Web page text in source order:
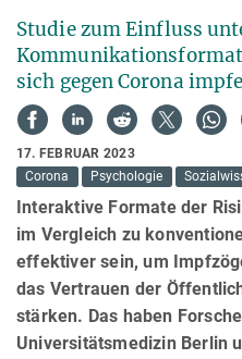
Studie zum Einfluss
sich gegen Corona
17. FEBRUAR 2023
Corona
Psychologie
Interaktive Formate der
im Vergleich zu
effektiver sein, um
das Vertrauen der
stärken. Das haben
Universitätsmedizin Berlin